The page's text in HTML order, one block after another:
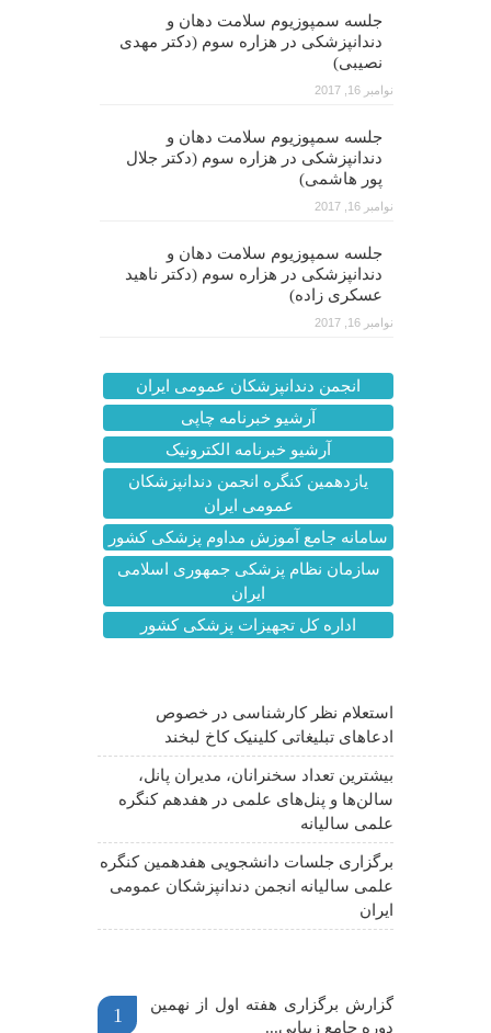
جلسه سمپوزیوم سلامت دهان و
دندانپزشکی در هزاره سوم (دکتر مهدی
نصیبی)
نوامبر 16, 2017
جلسه سمپوزیوم سلامت دهان و
دندانپزشکی در هزاره سوم (دکتر جلال
پور هاشمی)
نوامبر 16, 2017
جلسه سمپوزیوم سلامت دهان و
دندانپزشکی در هزاره سوم (دکتر ناهید
عسکری زاده)
نوامبر 16, 2017
انجمن دندانپزشکان عمومی ایران
آرشیو خبرنامه چاپی
آرشیو خبرنامه الکترونیک
یازدهمین کنگره انجمن دندانپزشکان
عمومی ایران
سامانه جامع آموزش مداوم پزشکی کشور
سازمان نظام پزشکی جمهوری اسلامی
ایران
اداره کل تجهیزات پزشکی کشور
استعلام نظر کارشناسی در خصوص
ادعاهای تبلیغاتی کلینیک کاخ لبخند
بیشترین تعداد سخنرانان، مدیران پانل،
سالن‌ها و پنل‌های علمی در هفدهم کنگره
علمی سالیانه
برگزاری جلسات دانشجویی هفدهمین کنگره
علمی سالیانه انجمن دندانپزشکان عمومی
ایران
1
گزارش برگزاری هفته اول از نهمین
دوره جامع زیبایی...